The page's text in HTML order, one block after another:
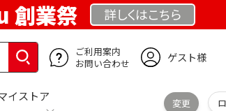
創業祭 詳しくはこちら
ご利用案内
お問い合わせ
ゲスト様
イストア
変更